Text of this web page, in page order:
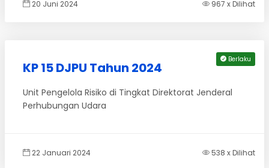
20 Juni 2024 967 x Dilihat
Berlaku
KP 15 DJPU Tahun 2024
Unit Pengelola Risiko di Tingkat Direktorat Jenderal
Perhubungan Udara
22 Januari 2024 538 x Dilihat